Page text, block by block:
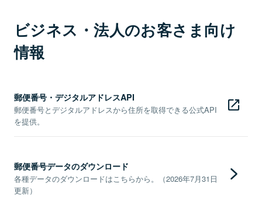
ビジネス・法人のお客さま向け
情報
郵便番号・デジタルアドレスAPI
郵便番号とデジタルアドレスから住所を取得できる公式API
を提供。
郵便番号データのダウンロード
各種データのダウンロードはこちらから。（2026年7月31日
更新）